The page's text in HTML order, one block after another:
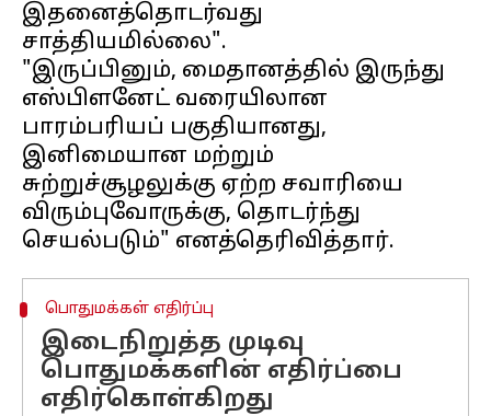
இதனைத்தொடர்வது
சாத்தியமில்லை".
"இருப்பினும், மைதானத்தில் இருந்து
எஸ்பிளனேட் வரையிலான
பாரம்பரியப் பகுதியானது,
இனிமையான மற்றும்
சுற்றுச்சூழலுக்கு ஏற்ற சவாரியை
விரும்புவோருக்கு, தொடர்ந்து
பொதுமக்கள் எதிர்ப்பு
இடைநிறுத்த முடிவு
பொதுமக்களின் எதிர்ப்பை
எதிர்கொள்கிறது